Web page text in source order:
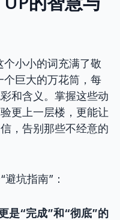
个小小的词充满了敬
个巨大的万花筒，每
和含义。掌握这些动
更上一层楼，更能让
，告别那些不经意的
坑指南”：
是“完成”和“彻底”的